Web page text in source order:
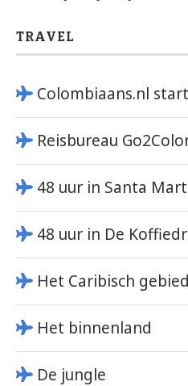
TRAVEL
Colombiaans.nl
Reisbureau
48 uur in Santa
48 uur in De
Het Caribisch gebied
Het binnenland
De jungle